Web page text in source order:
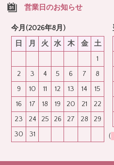
営業日のお知らせ
今月(2026年8月)
日
月 火 水 木 金
土
1
2
3 4 5 6 7
8
9
10 11 12 13 14
15
16
17 18 19 20 21
22
23
24 25 26 27 28
29
30
31 (